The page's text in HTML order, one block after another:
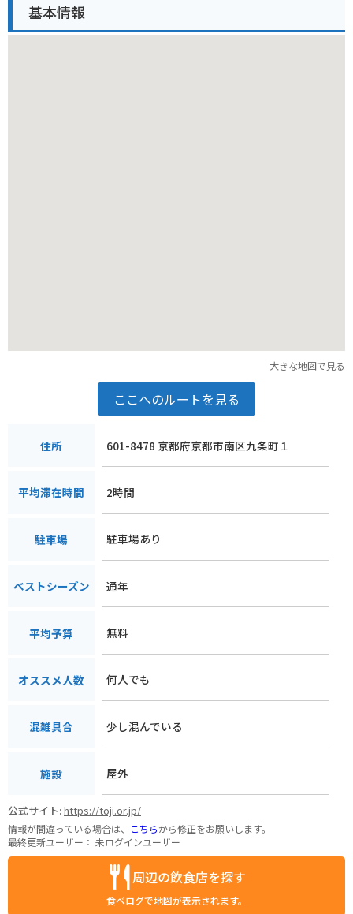
高傑作といわれる大日如来坐像をはじめ、多くの仏像が安置さ
れています。境内は広く、その他にも講堂や宝蔵など見どころ
基本情報
大きな地図で見る
ここへのルートを見る
住所 601-8478 京都府京都市南区九条町１
平均滞在時間 2時間
駐車場 駐車場あり
ベストシーズン 通年
平均予算 無料
オススメ人数 何人でも
混雑具合 少し混んでいる
施設 屋外
公式サイト:https://toji.or.jp/
情報が間違っている場合は、 こちらから修正をお願いします。
最終更新ユーザー： 未ログインユーザー
周辺の飲食店を探す
食べログで地図が表示されます。